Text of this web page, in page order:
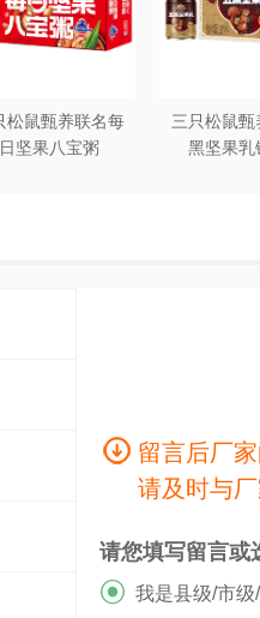
松鼠甄养联名每
日坚果八宝粥
三只松鼠甄
黑坚果乳
留言后厂
请及时与厂
请您填写留言或
 我是县级/市